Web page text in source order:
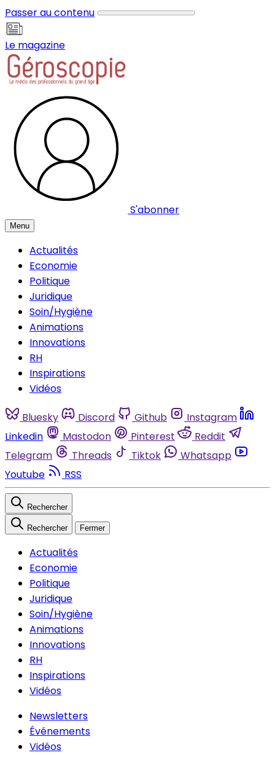
Passer au contenu
Le magazine
S'abonner
Menu
Actualités
Economie
Politique
Juridique
Soin/Hygiène
Animations
Innovations
RH
Inspirations
Vidéos
Bluesky Discord Github
Instagram
Linkedin
Mastodon Pinterest
Reddit
Telegram
Threads Tiktok
Whatsapp
Youtube
RSS
Rechercher
Rechercher Fermer
Actualités
Economie
Politique
Juridique
Soin/Hygiène
Animations
Innovations
RH
Inspirations
Vidéos
Newsletters
Événements
Vidéos
Panneau de gestion des cookies